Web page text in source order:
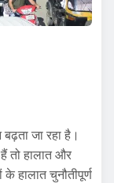
जा रहा है।
हैं तो हालात और
हालात चुनौतीपूर्ण